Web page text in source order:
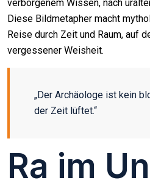
verborgenem Wissen, nach
Diese Bildmetapher macht
Reise durch Zeit und Raum, auf
vergessener Weisheit.
„Der Archäologe ist kein
der Zeit lüftet.“
Ra im